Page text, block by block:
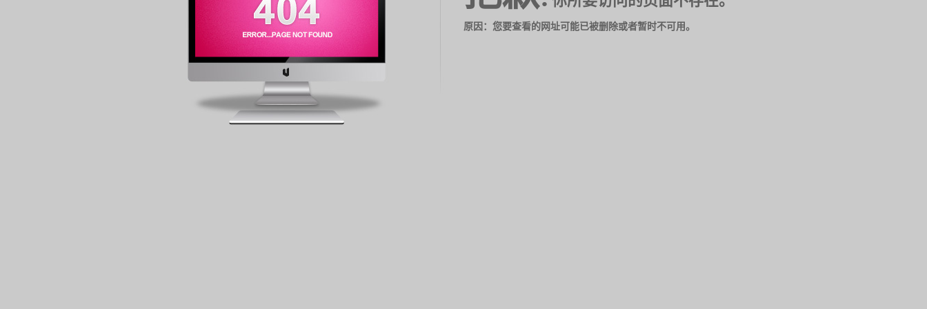
原因：您要查看的网址可能已被删除或者暂时不可用。